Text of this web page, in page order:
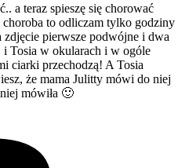
a teraz spieszę się chorować
to odliczam tylko godziny
zdjęcie pierwsze podwójne i dwa
Tosia w okularach i w ogóle
ciarki przechodzą! A Tosia
że mama Julitty mówi do niej
mówiła 🙂